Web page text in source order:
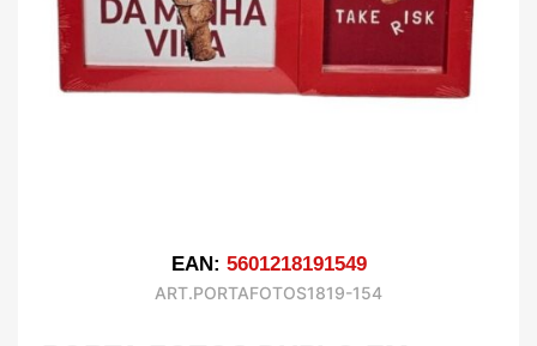
EAN: 5601218191549
ART.PORTAFOTOS1819-154